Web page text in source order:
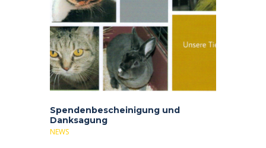
Spendenbescheinigung und
Danksagung
NEWS